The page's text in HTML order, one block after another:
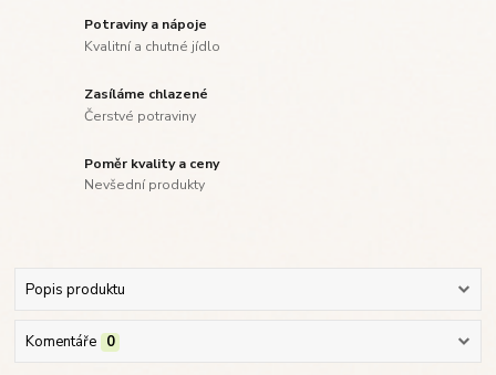
Potraviny a nápoje
Kvalitní a chutné jídlo
Zasíláme chlazené
Čerstvé potraviny
Poměr kvality a ceny
Nevšední produkty
Popis produktu
Komentáře 0